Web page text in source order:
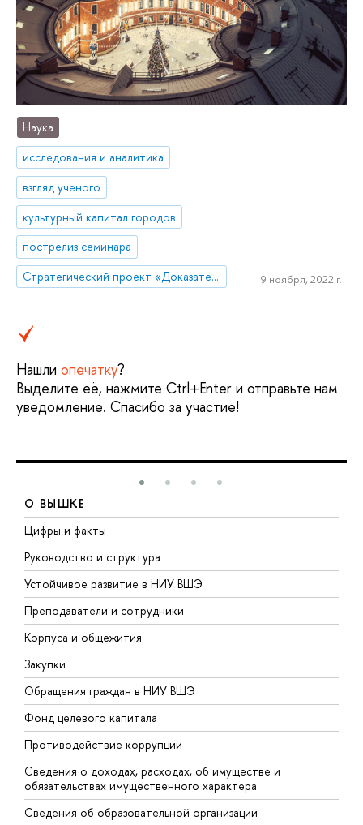
Наука
исследования и аналитика
взгляд ученого
культурный капитал городов
пострелиз семинара
Стратегический проект «Доказательная урбанистика»
9 ноября, 2022 г.
Нашли опечатку?
Выделите её, нажмите Ctrl+Enter и отправьте нам
уведомление. Спасибо за участие!
О ВЫШКЕ
Цифры и факты
Руководство и структура
Устойчивое развитие в НИУ ВШЭ
Преподаватели и сотрудники
Корпуса и общежития
Закупки
Обращения граждан в НИУ ВШЭ
Фонд целевого капитала
Противодействие коррупции
Сведения о доходах, расходах, об имуществе и
обязательствах имущественного характера
Сведения об образовательной организации